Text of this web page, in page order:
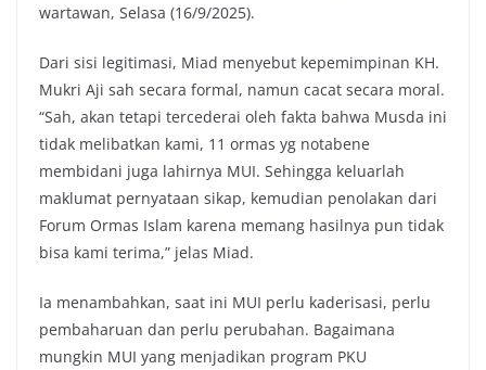
wartawan, Selasa (16/9/2025).
Dari sisi legitimasi, Miad menyebut kepemimpinan KH.
Mukri Aji sah secara formal, namun cacat secara moral.
“Sah, akan tetapi tercederai oleh fakta bahwa Musda ini
tidak melibatkan kami, 11 ormas yg notabene
membidani juga lahirnya MUI. Sehingga keluarlah
maklumat pernyataan sikap, kemudian penolakan dari
Forum Ormas Islam karena memang hasilnya pun tidak
bisa kami terima,” jelas Miad.
Ia menambahkan, saat ini MUI perlu kaderisasi, perlu
pembaharuan dan perlu perubahan. Bagaimana
mungkin MUI yang menjadikan program PKU